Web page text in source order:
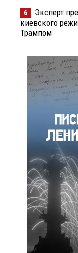
6
Эксперт
киевского
Трампом